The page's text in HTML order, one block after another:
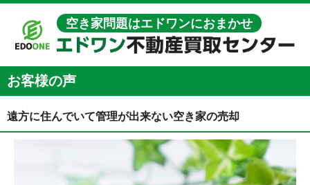
空き家問題はエドワンにおまかせ
お客様の声
遠方に住んでいて管理が出来ない空き家の売却